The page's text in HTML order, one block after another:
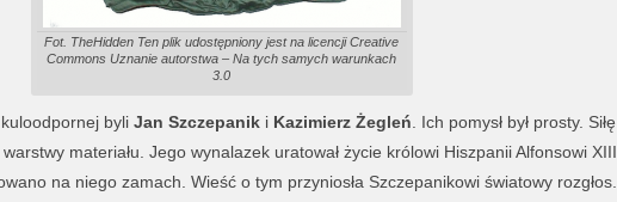
Fot. TheHidden Ten plik udostępniony jest na licencji Creative
Commons Uznanie autorstwa – Na tych samych warunkach
3.0
byli Jan Szczepaniki Kazimierz Żegleń . Ich pomysł był prosty. Siłę
warstwy materiału. Jego wynalazek uratował życie królowi Hiszpanii Alfonsowi XIII
na niego zamach. Wieść o tym przyniosła Szczepanikowi światowy rozgłos.